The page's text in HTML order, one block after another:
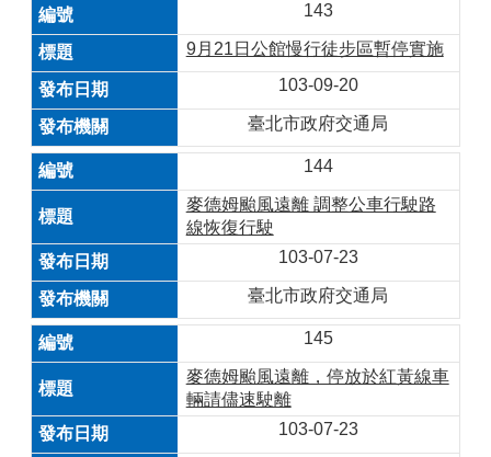
143
9月21日公館慢行徒步區暫停實施
103-09-20
臺北市政府交通局
144
麥德姆颱風遠離 調整公車行駛路
線恢復行駛
103-07-23
臺北市政府交通局
145
麥德姆颱風遠離，停放於紅黃線車
輛請儘速駛離
103-07-23